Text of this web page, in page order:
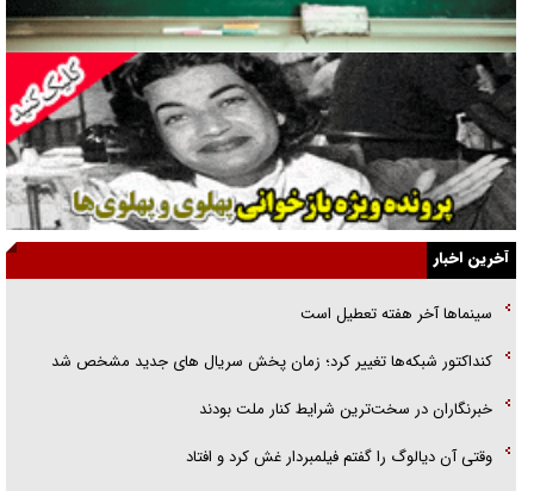
گفت‌وگو با همسر یکی از شهدای جنگ رمضان/ پیکر بی‌سر شهید را از
انگشت‌های پا شناسایی کردیم
نسلی که آنلاین الگو می‌گیرد
گفت‌وگو با آیت‌الله جاودان/ جفای مخالفان مکانت معنوی رهبر شهید را
ارتقا می‌داد
راننده مست به قانون می‌خندد
همه آقای دوربینی شده‌ایم!
قصه ناتمام سرویس مدارس
آیا مقاومت فلسطین خلع‌سلاح می‌شود؟
آخرین اخبار
سینماها آخر هفته تعطیل است
کنداکتور شبکه‌ها تغییر کرد؛ زمان پخش سریال های جدید مشخص شد
خبرنگاران در سخت‌ترین شرایط کنار ملت بودند
وقتی آن دیالوگ را گفتم فیلمبردار غش کرد و افتاد